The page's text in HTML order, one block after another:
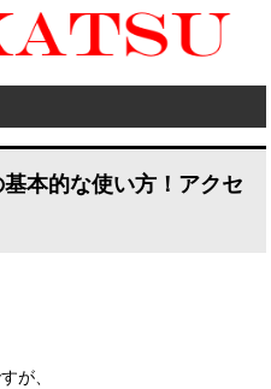
本的な使い方！アクセ
が、